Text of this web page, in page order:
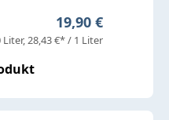
Regulärer Preis:
19,90 €
Liter 28,43 €* / 1 Liter